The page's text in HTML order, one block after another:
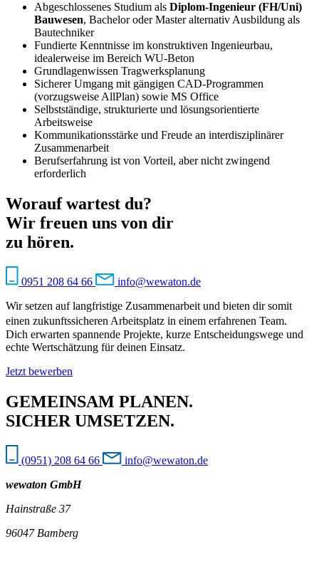
Abgeschlossenes Studium als Diplom‑Ingenieur (FH/Uni)
Bauwesen, Bachelor oder Master alternativ Ausbildung als
Bautechniker
Fundierte Kenntnisse im konstruktiven Ingenieurbau,
idealerweise im Bereich WU‑Beton
Grundlagenwissen Tragwerksplanung
Sicherer Umgang mit gängigen CAD‑Programmen
(vorzugsweise AllPlan) sowie MS Office
Selbstständige, strukturierte und lösungsorientierte
Arbeitsweise
Kommunikationsstärke und Freude an interdisziplinärer
Zusammenarbeit
Berufserfahrung ist von Vorteil, aber nicht zwingend
erforderlich
Worauf wartest du?
Wir freuen uns von dir
zu hören.
0951 208 64 66
info@wewaton.de
Wir setzen auf langfristige Zusammenarbeit und bieten dir somit
einen zukunftssicheren Arbeitsplatz in einem erfahrenen Team.
Dich erwarten spannende Projekte, kurze Entscheidungswege und
echte Wertschätzung für deinen Einsatz.
Jetzt bewerben
GEMEINSAM PLANEN.
SICHER UMSETZEN.
(0951) 208 64 66
info@wewaton.de
wewaton GmbH
Hainstraße 37
96047 Bamberg